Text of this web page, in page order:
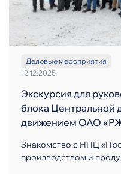
12.12.2025
Деловые мероприятия
Экскурсия для
блока Центральной
движением ОАО
Знакомство с НПЦ
производством и